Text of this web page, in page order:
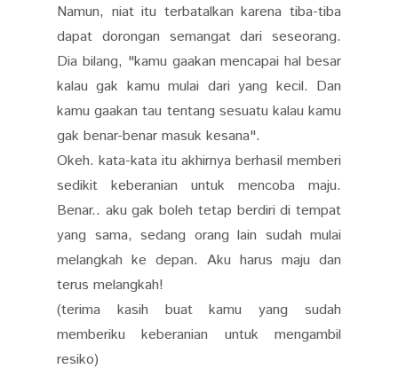
Namun, niat itu terbatalkan karena tiba-tiba
dapat dorongan semangat dari seseorang.
Dia bilang, "kamu gaakan mencapai hal besar
kalau gak kamu mulai dari yang kecil. Dan
kamu gaakan tau tentang sesuatu kalau kamu
gak benar-benar masuk kesana".
Okeh. kata-kata itu akhirnya berhasil memberi
sedikit keberanian untuk mencoba maju.
Benar.. aku gak boleh tetap berdiri di tempat
yang sama, sedang orang lain sudah mulai
melangkah ke depan. Aku harus maju dan
terus melangkah!
(terima kasih buat kamu yang sudah
memberiku keberanian untuk mengambil
resiko)